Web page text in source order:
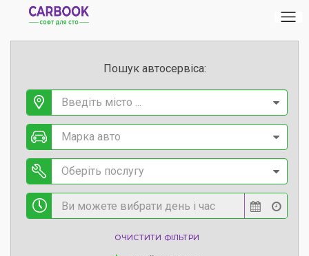
Пошук автосервіса:
Введіть місто ...
Марка авто
Оберіть послугу
ОЧИСТИТИ ФІЛЬТРИ